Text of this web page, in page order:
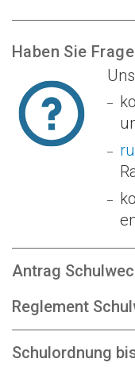
Haben Sie
Antrag
Reglement
Schulordnung